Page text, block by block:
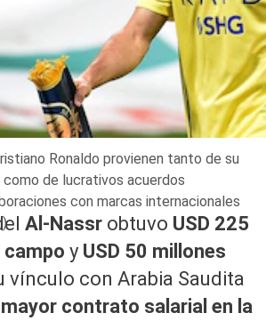
Ronaldo provienen tanto de su
de lucrativos acuerdos
con marcas internacionales
Al-Nassr obtuvo USD 225
campo y USD 50 millones
vínculo con Arabia Saudita
contrato salarial en la